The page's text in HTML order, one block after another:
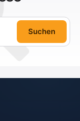
Suchen